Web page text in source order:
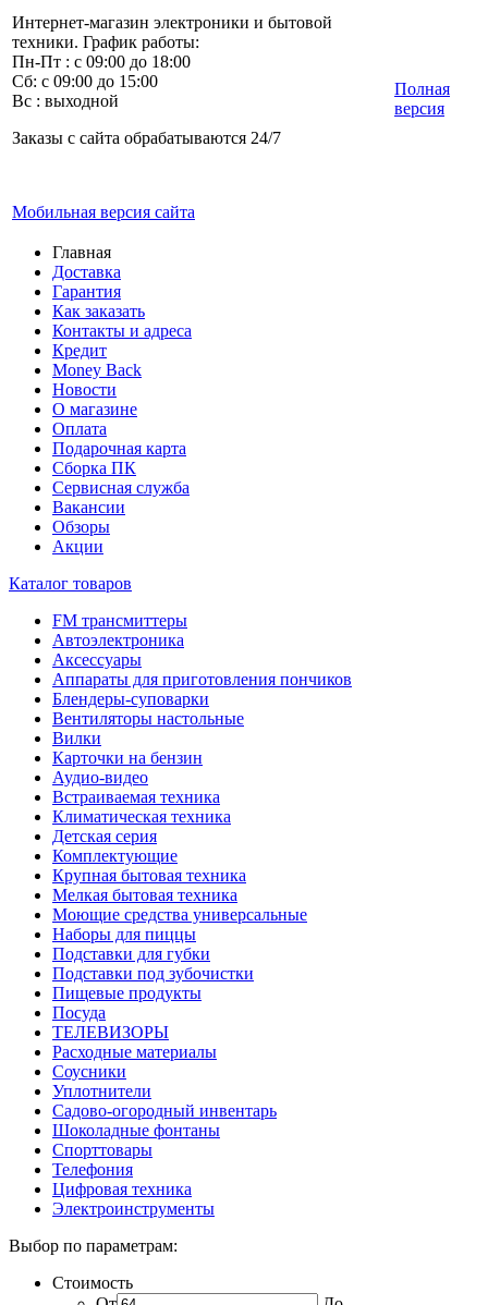
Интернет-магазин электроники и бытовой
техники. График работы:
Пн-Пт : с 09:00 до 18:00
Сб: с 09:00 до 15:00
Вс : выходной
Заказы с сайта обрабатываются 24/7
Мобильная версия сайта
Полная
версия
Главная
Доставка
Гарантия
Как заказать
Контакты и адреса
Кредит
Money Back
Новости
О магазине
Оплата
Подарочная карта
Сборка ПК
Сервисная служба
Вакансии
Обзоры
Акции
Каталог товаров
FM трансмиттеры
Автоэлектроника
Аксессуары
Аппараты для приготовления пончиков
Блендеры-суповарки
Вентиляторы настольные
Вилки
Карточки на бензин
Аудио-видео
Встраиваемая техника
Климатическая техника
Детская серия
Комплектующие
Крупная бытовая техника
Мелкая бытовая техника
Моющие средства универсальные
Наборы для пиццы
Подставки для губки
Подставки под зубочистки
Пищевые продукты
Посуда
ТЕЛЕВИЗОРЫ
Расходные материалы
Соусники
Уплотнители
Садово-огородный инвентарь
Шоколадные фонтаны
Спорттовары
Телефония
Цифровая техника
Электроинструменты
Выбор по параметрам:
Стоимость